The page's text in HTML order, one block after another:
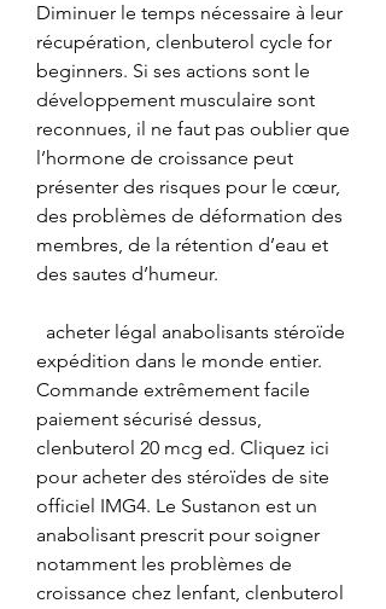
Diminuer le temps nécessaire à leur
récupération, clenbuterol cycle for
beginners. Si ses actions sont le
développement musculaire sont
reconnues, il ne faut pas oublier que
l’hormone de croissance peut
présenter des risques pour le cœur,
des problèmes de déformation des
membres, de la rétention d’eau et
des sautes d’humeur.
expédition dans le monde entier.
Commande extrêmement facile
paiement sécurisé dessus,
clenbuterol 20 mcg ed. Cliquez ici
pour acheter des stéroïdes de site
officiel IMG4. Le Sustanon est un
anabolisant prescrit pour soigner
notamment les problèmes de
croissance chez lenfant, clenbuterol